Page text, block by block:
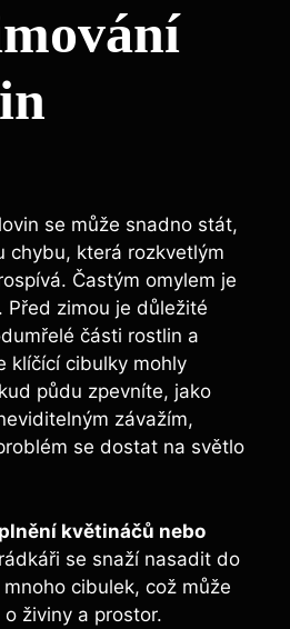
se může snadno stát,
chybu, která rozkvetlým
Častým omylem je
. Před zimou je důležité
části rostlin a
klíčící cibulky mohly
půdu zpevníte, jako
závažím,
se dostat na světlo
květináčů nebo
se snaží nasadit do
cibulek, což může
živiny a prostor.